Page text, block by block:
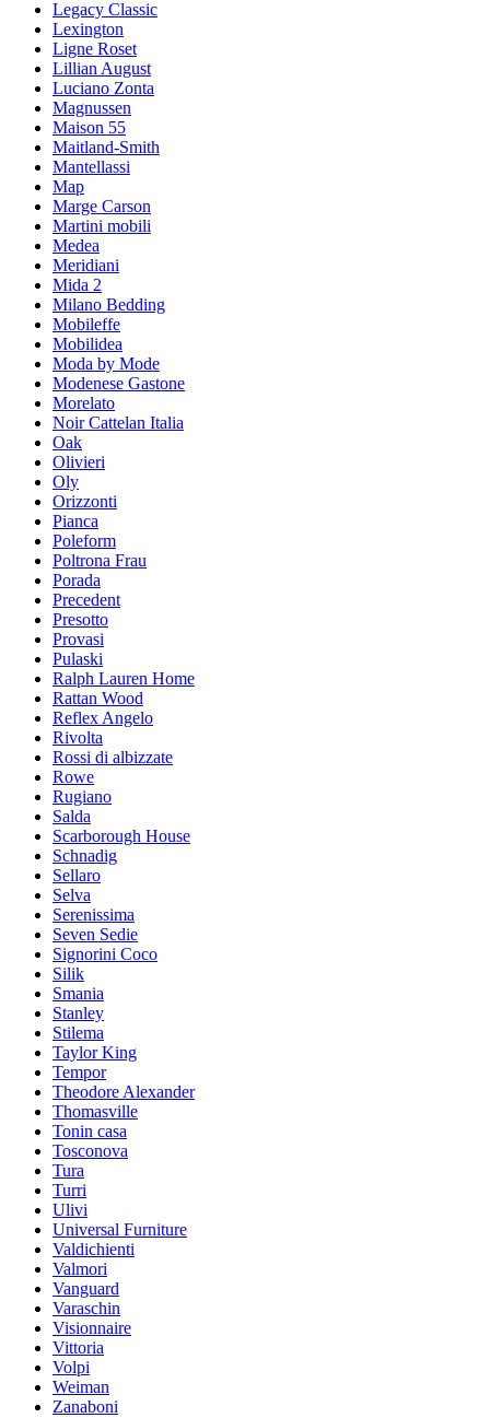
Legacy Classic
Lexington
Ligne Roset
Lillian August
Luciano Zonta
Magnussen
Maison 55
Maitland-Smith
Mantellassi
Map
Marge Carson
Martini mobili
Medea
Meridiani
Mida 2
Milano Bedding
Mobileffe
Mobilidea
Moda by Mode
Modenese Gastone
Morelato
Noir Cattelan Italia
Oak
Olivieri
Oly
Orizzonti
Pianca
Poleform
Poltrona Frau
Porada
Precedent
Presotto
Provasi
Pulaski
Ralph Lauren Home
Rattan Wood
Reflex Angelo
Rivolta
Rossi di albizzate
Rowe
Rugiano
Salda
Scarborough House
Schnadig
Sellaro
Selva
Serenissima
Seven Sedie
Signorini Coco
Silik
Smania
Stanley
Stilema
Taylor King
Tempor
Theodore Alexander
Thomasville
Tonin casa
Tosconova
Tura
Turri
Ulivi
Universal Furniture
Valdichienti
Valmori
Vanguard
Varaschin
Visionnaire
Vittoria
Volpi
Weiman
Zanaboni